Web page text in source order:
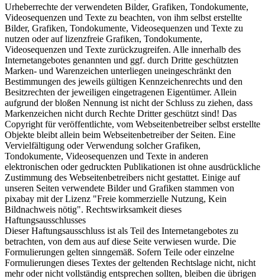
Urheberrechte der verwendeten Bilder, Grafiken, Tondokumente,
Videosequenzen und Texte zu beachten, von ihm selbst erstellte
Bilder, Grafiken, Tondokumente, Videosequenzen und Texte zu
nutzen oder auf lizenzfreie Grafiken, Tondokumente,
Videosequenzen und Texte zurückzugreifen. Alle innerhalb des
Internetangebotes genannten und ggf. durch Dritte geschützten
Marken- und Warenzeichen unterliegen uneingeschränkt den
Bestimmungen des jeweils gültigen Kennzeichenrechts und den
Besitzrechten der jeweiligen eingetragenen Eigentümer. Allein
aufgrund der bloßen Nennung ist nicht der Schluss zu ziehen, dass
Markenzeichen nicht durch Rechte Dritter geschützt sind! Das
Copyright für veröffentlichte, vom Webseitenbetreiber selbst erstellte
Objekte bleibt allein beim Webseitenbetreiber der Seiten. Eine
Vervielfältigung oder Verwendung solcher Grafiken,
Tondokumente, Videosequenzen und Texte in anderen
elektronischen oder gedruckten Publikationen ist ohne ausdrückliche
Zustimmung des Webseitenbetreibers nicht gestattet. Einige auf
unseren Seiten verwendete Bilder und Grafiken stammen von
pixabay mit der Lizenz "Freie kommerzielle Nutzung, Kein
Bildnachweis nötig". Rechtswirksamkeit dieses
Haftungsausschlusses
Dieser Haftungsausschluss ist als Teil des Internetangebotes zu
betrachten, von dem aus auf diese Seite verwiesen wurde. Die
Formulierungen gelten sinngemäß. Sofern Teile oder einzelne
Formulierungen dieses Textes der geltenden Rechtslage nicht, nicht
mehr oder nicht vollständig entsprechen sollten, bleiben die übrigen